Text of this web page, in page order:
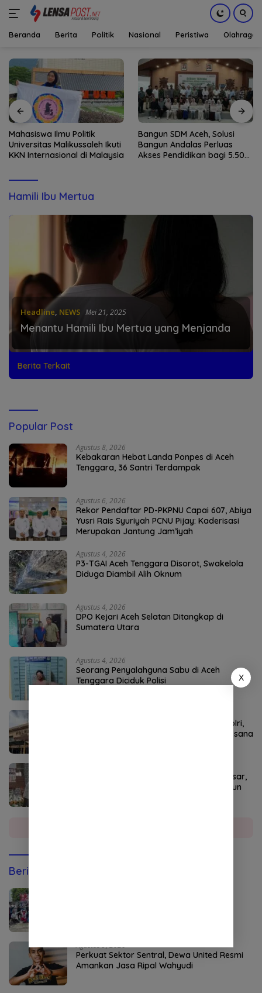
konten
Beranda Berita Politik Nasional Peristiwa Olahraga
Mahasiswa Ilmu Politik
Universitas Malikussaleh Ikuti
KKN Internasional di Malaysia
Bangun SDM Aceh, Solusi
Bangun Andalas Perluas
Akses Pendidikan bagi 5.500
Hamili Ibu Mertua
Headline, NEWS Mei 21, 2025
Menantu Hamili Ibu Mertua yang Menjanda
Berita Terkait
Popular Post
Agustus 8, 2026
Kebakaran Hebat Landa Ponpes di Aceh
Tenggara, 36 Santri Terdampak
Agustus 6, 2026
Rekor Pendaftar PD-PKPNU Capai 607, Abiya
Yusri Rais Syuriyah PCNU Pijay: Kaderisasi
Merupakan Jantung Jam’iyah
Agustus 4, 2026
P3-TGAI Aceh Tenggara Disorot, Swakelola
Diduga Diambil Alih Oknum
Agustus 4, 2026
DPO Kejari Aceh Selatan Ditangkap di
Sumatera Utara
Agustus 4, 2026
Seorang Penyalahguna Sabu di Aceh
Tenggara Diciduk Polisi
Kombes Andi Kirana Diperiksa Mabes Polri,
Kapolda Tunjuk Kabid TIK sebagai Pelaksana
Kakao Aceh Tenggara Punya Potensi Besar,
SMK PP Kutacane Siapkan SDM dari Kebun
Berita Olahraga
Agustus 9, 2026
Perkuat Sektor Sentral, Dewa United Resmi
Amankan Jasa Ripal Wahyudi
X